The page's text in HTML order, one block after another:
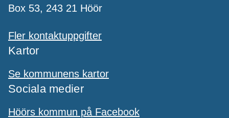
Box 53, 243 21 Höör
Fler kontaktuppgifter
Kartor
Se kommunens kartor
Sociala medier
Höörs kommun på Facebook